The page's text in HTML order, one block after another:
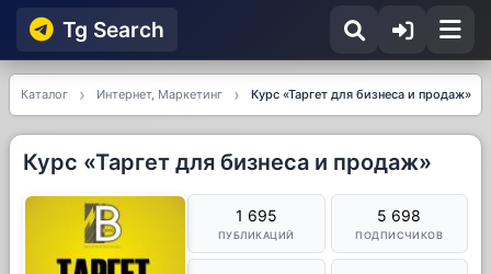
Tg Searсh
Каталог Интернет, Маркетинг Курс «Таргет для бизнеса и продаж»
Курс «Таргет для бизнеса и продаж»
1 695
ПУБЛИКАЦИЙ
5 698
ПОДПИСЧИКОВ